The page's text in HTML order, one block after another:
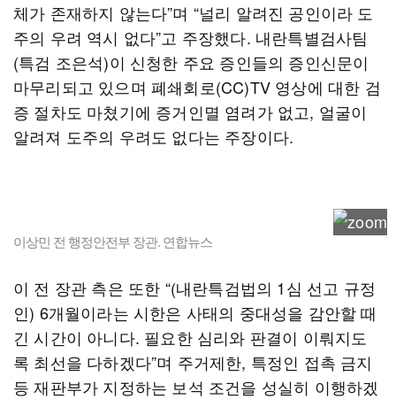
체가 존재하지 않는다”며 “널리 알려진 공인이라 도
주의 우려 역시 없다”고 주장했다. 내란특별검사팀
(특검 조은석)이 신청한 주요 증인들의 증인신문이
마무리되고 있으며 폐쇄회로(CC)TV 영상에 대한 검
증 절차도 마쳤기에 증거인멸 염려가 없고, 얼굴이
알려져 도주의 우려도 없다는 주장이다.
이상민 전 행정안전부 장관. 연합뉴스
이 전 장관 측은 또한 “(내란특검법의 1심 선고 규정
인) 6개월이라는 시한은 사태의 중대성을 감안할 때
긴 시간이 아니다. 필요한 심리와 판결이 이뤄지도
록 최선을 다하겠다”며 주거제한, 특정인 접촉 금지
등 재판부가 지정하는 보석 조건을 성실히 이행하겠